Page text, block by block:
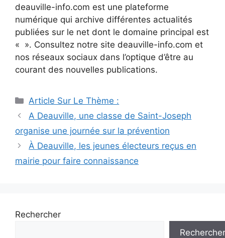
deauville-info.com est une plateforme
numérique qui archive différentes actualités
publiées sur le net dont le domaine principal est
« ». Consultez notre site deauville-info.com et
nos réseaux sociaux dans l’optique d’être au
courant des nouvelles publications.
Catégories
Article Sur Le Thème :
Navigation
articles
A Deauville, une classe de Saint-Joseph
organise une journée sur la prévention
À Deauville, les jeunes électeurs reçus en
mairie pour faire connaissance
Rechercher
Rechercher